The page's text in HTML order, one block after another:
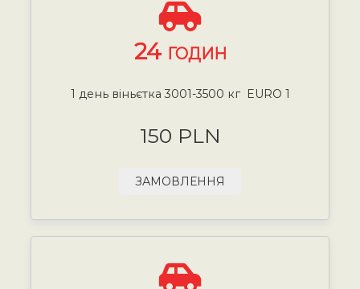
24 ГОДИН
1 день віньєтка 3001-3500 кг EURO 1
150 PLN
ЗАМОВЛЕННЯ